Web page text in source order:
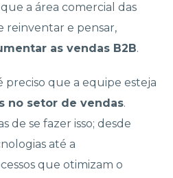
a área comercial das
reinventar e pensar,
as vendas B2B.
preciso que a equipe esteja
no setor de vendas.
de se fazer isso; desde
até a
que otimizam o